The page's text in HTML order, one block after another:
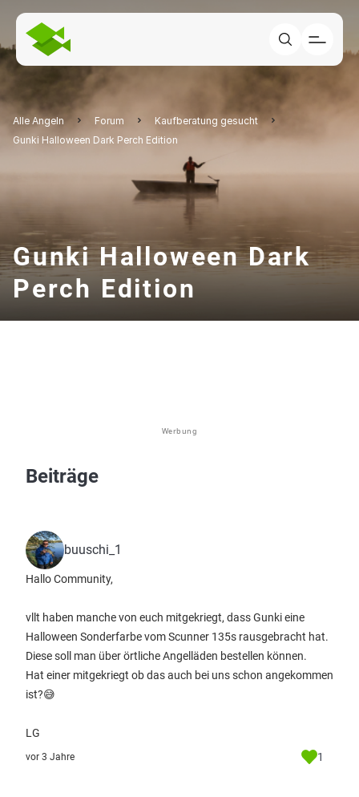
Alle Angeln Forum
Kaufberatung gesucht
Gunki Halloween Dark Perch Edition
Gunki Halloween Dark
Perch Edition
Werbung
Beiträge
buuschi_1
Hallo Community,
vllt haben manche von euch mitgekriegt, dass Gunki eine
Halloween Sonderfarbe vom Scunner 135s rausgebracht hat.
Diese soll man über örtliche Angelläden bestellen können.
Hat einer mitgekriegt ob das auch bei uns schon angekommen
ist?😅
LG
vor 3 Jahre 1